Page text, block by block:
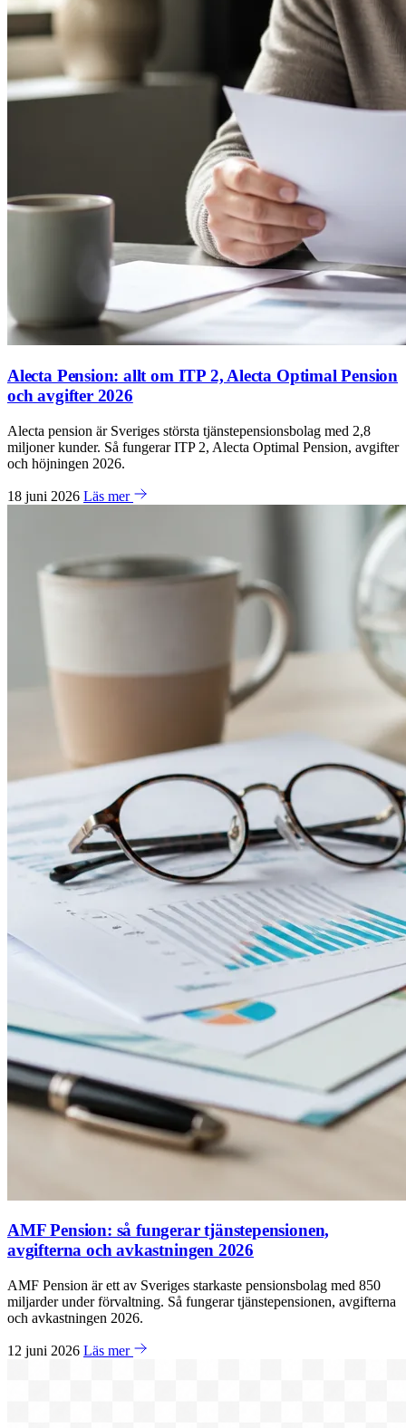
Alecta Pension: allt om ITP 2, Alecta Optimal Pension
och avgifter 2026
Alecta pension är Sveriges största tjänstepensionsbolag med 2,8
miljoner kunder. Så fungerar ITP 2, Alecta Optimal Pension, avgifter
och höjningen 2026.
18 juni 2026 Läs mer
AMF Pension: så fungerar tjänstepensionen,
avgifterna och avkastningen 2026
AMF Pension är ett av Sveriges starkaste pensionsbolag med 850
miljarder under förvaltning. Så fungerar tjänstepensionen, avgifterna
och avkastningen 2026.
12 juni 2026 Läs mer